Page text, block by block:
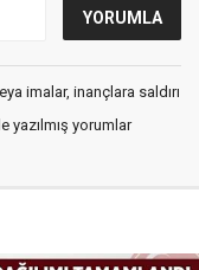
imalar, inançlara saldırı
yazılmış yorumlar